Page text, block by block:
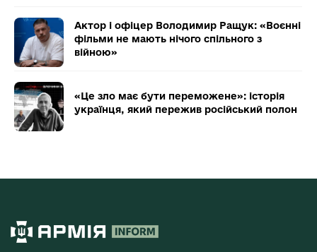
Актор і офіцер Володимир Ращук: «Воєнні
фільми не мають нічого спільного з
війною»
«Це зло має бути переможене»: історія
українця, який пережив російський полон